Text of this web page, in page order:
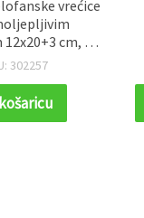
vrećice
cm, 30
200 komada
302257